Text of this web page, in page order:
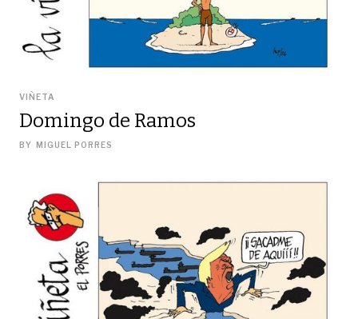
VIÑETA
Domingo de Ramos
BY MIGUEL PORRES